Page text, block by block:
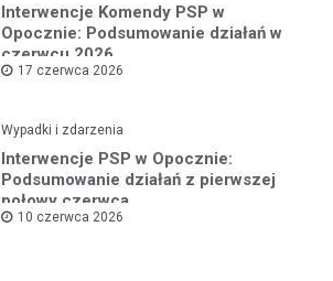
Interwencje Komendy PSP w
Opocznie: Podsumowanie działań w
czerwcu 2026
17 czerwca 2026
Wypadki i zdarzenia
Interwencje PSP w Opocznie:
Podsumowanie działań z pierwszej
połowy czerwca
10 czerwca 2026